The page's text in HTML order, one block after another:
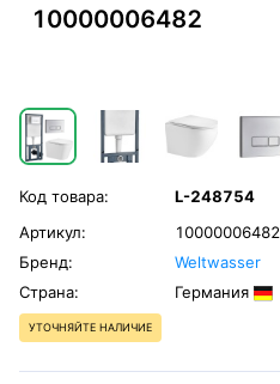
10000006482
Код товара:
L-248754
Артикул:
10000006482
Бренд:
Weltwasser
Страна:
Германия
УТОЧНЯЙТЕ НАЛИЧИЕ